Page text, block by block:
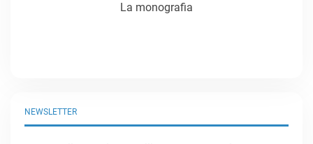
NEWSLETTER
La monografia